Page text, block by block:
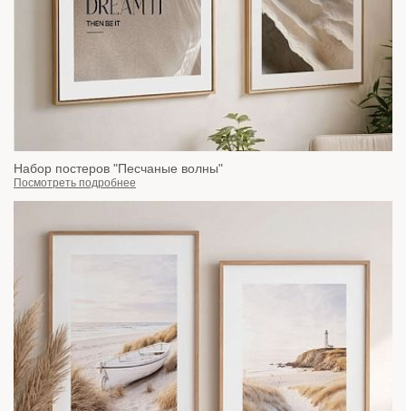
Набор постеров "Песчаные волны"
Посмотреть подробнее